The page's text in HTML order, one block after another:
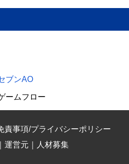
ブンAO
ームフロー
責事項/プライバシーポリシー
｜ 運営元 ｜ 人材募集